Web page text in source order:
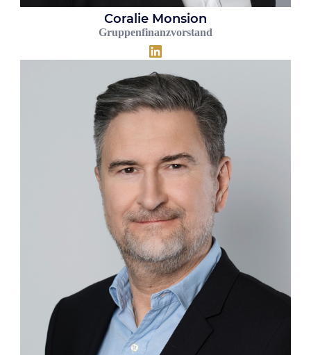
Coralie Monsion
Gruppenfinanzvorstand
LinkedIn